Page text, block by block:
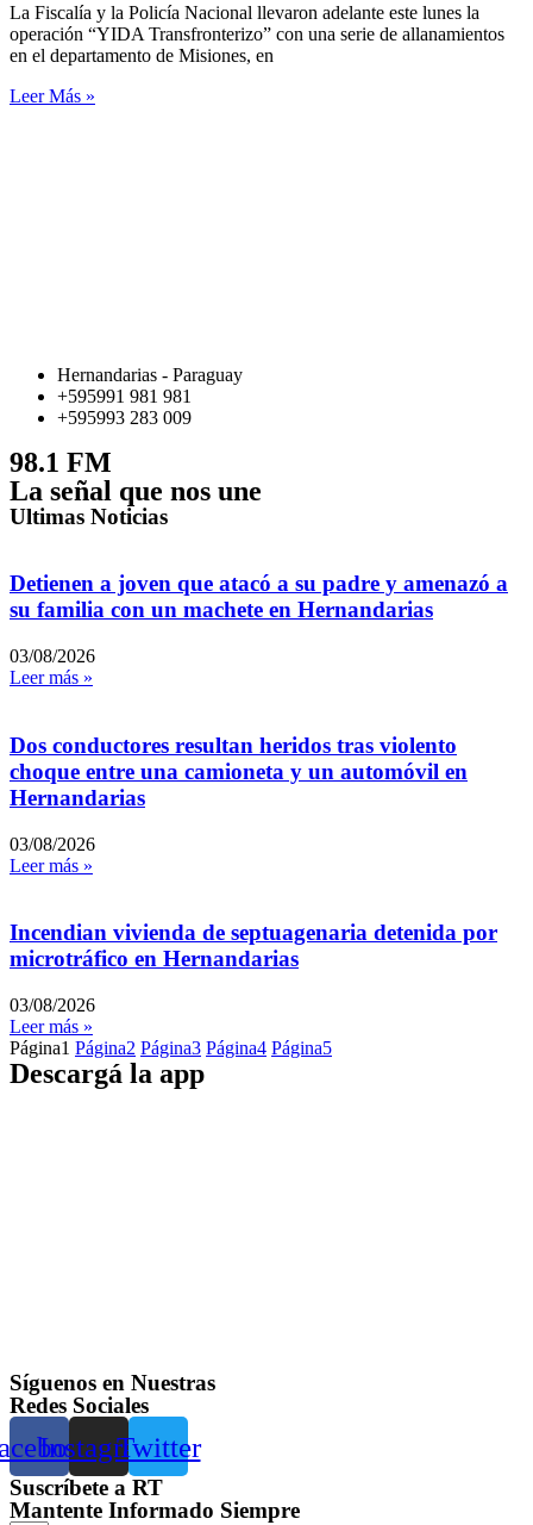
La Fiscalía y la Policía Nacional llevaron adelante este lunes la
operación “YIDA Transfronterizo” con una serie de allanamientos
en el departamento de Misiones, en
Leer Más »
Hernandarias - Paraguay
+595991 981 981
+595993 283 009
98.1 FM
La señal que nos une
Ultimas Noticias
Detienen a joven que atacó a su padre y amenazó a
su familia con un machete en Hernandarias
03/08/2026
Leer más »
Dos conductores resultan heridos tras violento
choque entre una camioneta y un automóvil en
Hernandarias
03/08/2026
Leer más »
Incendian vivienda de septuagenaria detenida por
microtráfico en Hernandarias
03/08/2026
Leer más »
Página1 Página2 Página3 Página4 Página5
Descargá la app
Síguenos en Nuestras
Redes Sociales
InstagramTwitter
Suscríbete a RT
Mantente Informado Siempre